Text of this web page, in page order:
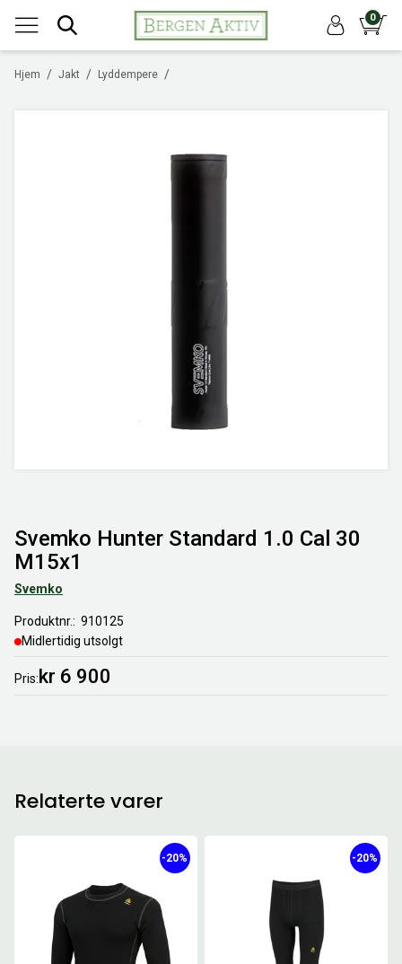
0
/
Hjem /
Jakt /
Lyddempere
Svemko Hunter Standard 1.0 Cal 30
M15x1
Svemko
Produktnr.
910125
Midlertidig utsolgt
Pris kr 6 900
Relaterte varer
-20% -20%